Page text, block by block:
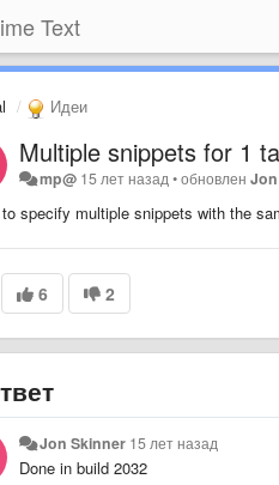
Text
Идеи
Multiple snippets for 1
mp@ 15 лет назад •обновлен
specify multiple snippets with the
6 2
Jon Skinner 15 лет назад
Done in build 2032